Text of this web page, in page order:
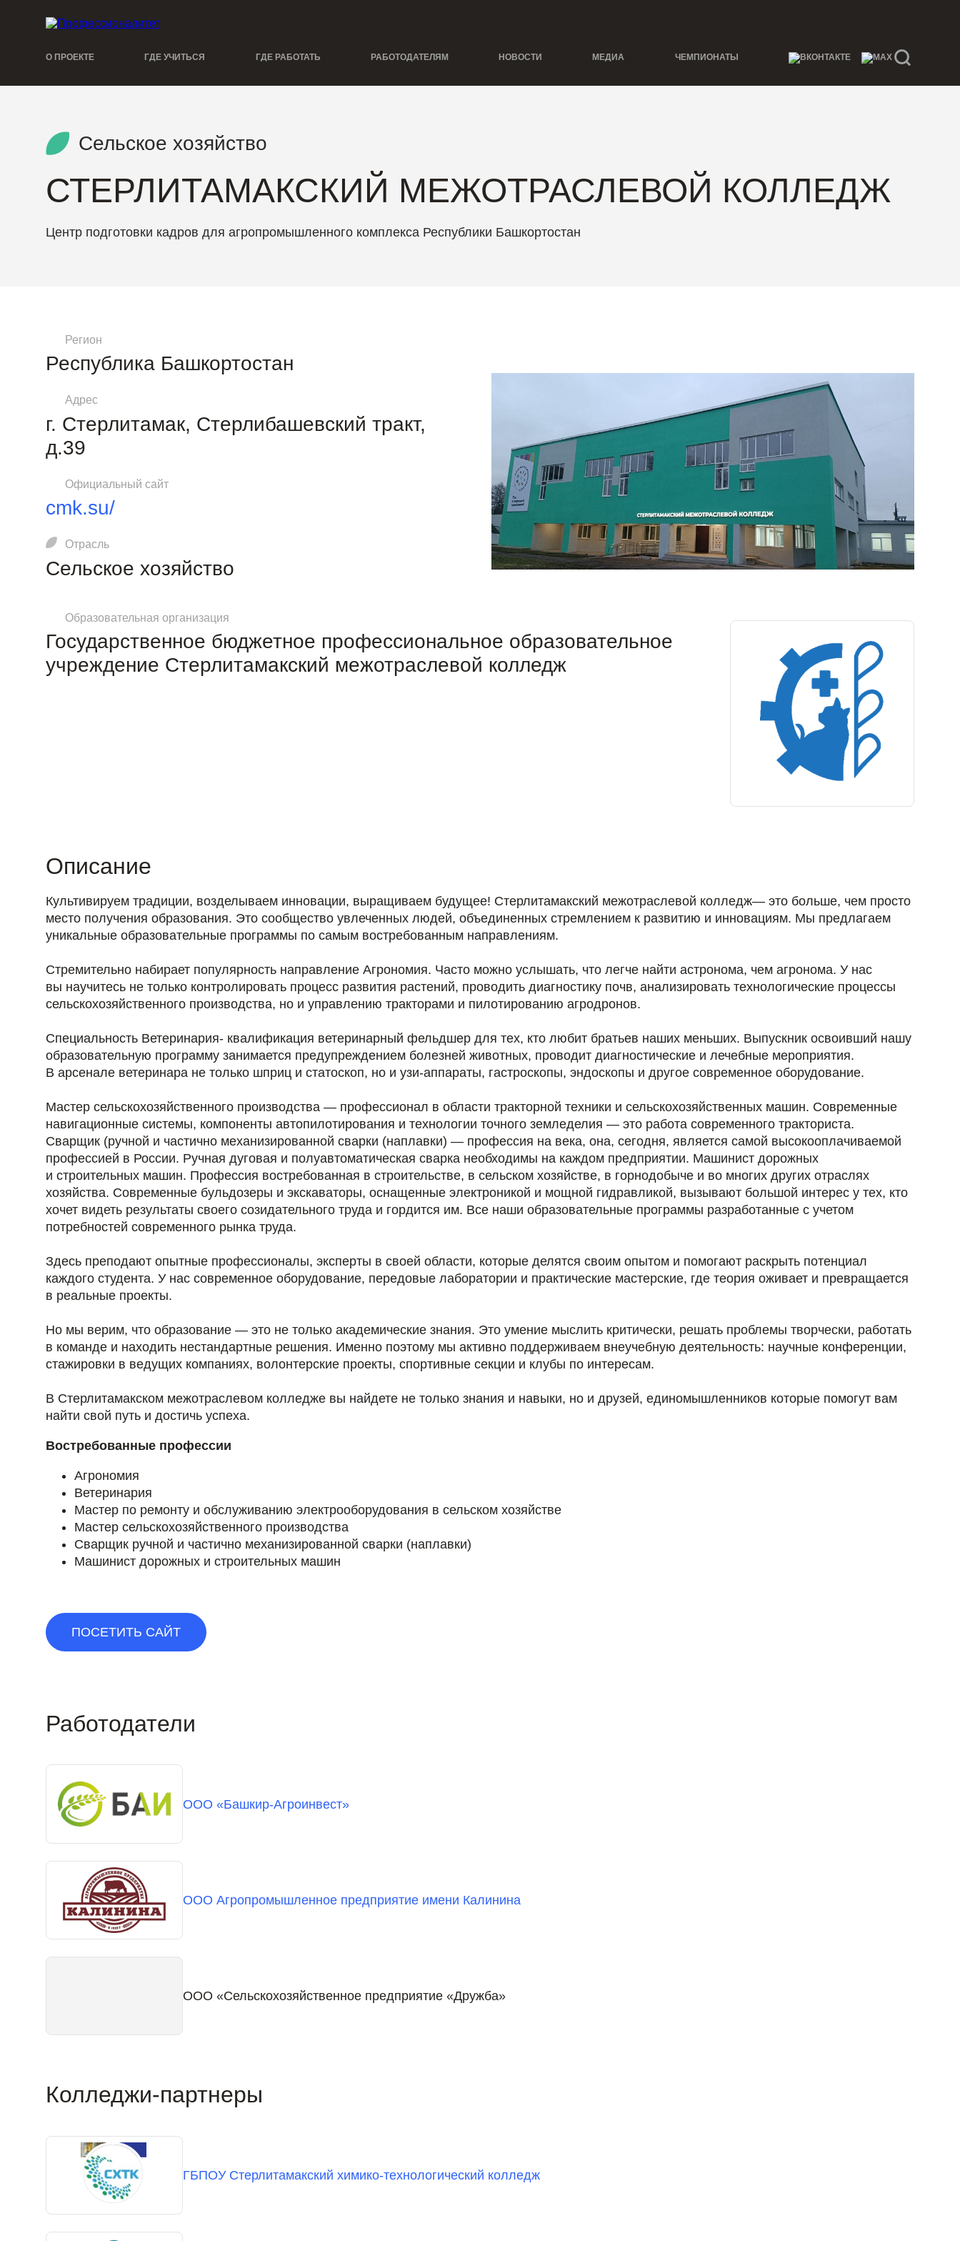
О ПРОЕКТЕ ГДЕ УЧИТЬСЯ ГДЕ РАБОТАТЬ РАБОТОДАТЕЛЯМ НОВОСТИ МЕДИА ЧЕМПИОНАТЫ
Сельское хозяйство
СТЕРЛИТАМАКСКИЙ МЕЖОТРАСЛЕВОЙ КОЛЛЕДЖ
Центр подготовки кадров для агропромышленного комплекса Республики Башкортостан
Регион
Республика Башкортостан
Адрес
г. Стерлитамак, Стерлибашевский тракт,
д.39
Официальный сайт
cmk.su/
Отрасль
Сельское хозяйство
Образовательная организация
Государственное бюджетное профессиональное образовательное
учреждение Стерлитамакский межотраслевой колледж
Описание
Культивируем традиции, возделываем инновации, выращиваем будущее! Стерлитамакский межотраслевой колледж— это больше, чем просто
место получения образования. Это сообщество увлеченных людей, объединенных стремлением к развитию и инновациям. Мы предлагаем
уникальные образовательные программы по самым востребованным направлениям.
Стремительно набирает популярность направление Агрономия. Часто можно услышать, что легче найти астронома, чем агронома. У нас
вы научитесь не только контролировать процесс развития растений, проводить диагностику почв, анализировать технологические процессы
сельскохозяйственного производства, но и управлению тракторами и пилотированию агродронов.
Специальность Ветеринария- квалификация ветеринарный фельдшер для тех, кто любит братьев наших меньших. Выпускник освоивший нашу
образовательную программу занимается предупреждением болезней животных, проводит диагностические и лечебные мероприятия.
В арсенале ветеринара не только шприц и статоскоп, но и узи-аппараты, гастроскопы, эндоскопы и другое современное оборудование.
Мастер сельскохозяйственного производства — профессионал в области тракторной техники и сельскохозяйственных машин. Современные
навигационные системы, компоненты автопилотирования и технологии точного земледелия — это работа современного тракториста.
Сварщик (ручной и частично механизированной сварки (наплавки) — профессия на века, она, сегодня, является самой высокооплачиваемой
профессией в России. Ручная дуговая и полуавтоматическая сварка необходимы на каждом предприятии. Машинист дорожных
и строительных машин. Профессия востребованная в строительстве, в сельском хозяйстве, в горнодобыче и во многих других отраслях
хозяйства. Современные бульдозеры и экскаваторы, оснащенные электроникой и мощной гидравликой, вызывают большой интерес у тех, кто
хочет видеть результаты своего созидательного труда и гордится им. Все наши образовательные программы разработанные с учетом
потребностей современного рынка труда.
Здесь преподают опытные профессионалы, эксперты в своей области, которые делятся своим опытом и помогают раскрыть потенциал
каждого студента. У нас современное оборудование, передовые лаборатории и практические мастерские, где теория оживает и превращается
в реальные проекты.
Но мы верим, что образование — это не только академические знания. Это умение мыслить критически, решать проблемы творчески, работать
в команде и находить нестандартные решения. Именно поэтому мы активно поддерживаем внеучебную деятельность: научные конференции,
стажировки в ведущих компаниях, волонтерские проекты, спортивные секции и клубы по интересам.
В Стерлитамакском межотраслевом колледже вы найдете не только знания и навыки, но и друзей, единомышленников которые помогут вам
найти свой путь и достичь успеха.
Востребованные профессии
Агрономия
Ветеринария
Мастер по ремонту и обслуживанию электрооборудования в сельском хозяйстве
Мастер сельскохозяйственного производства
Сварщик ручной и частично механизированной сварки (наплавки)
Машинист дорожных и строительных машин
ПОСЕТИТЬ САЙТ
Работодатели
ООО «Башкир-Агроинвест»
ООО Агропромышленное предприятие имени Калинина
ООО «Сельскохозяйственное предприятие «Дружба»
Колледжи-партнеры
ГБПОУ Стерлитамакский химико-технологический колледж